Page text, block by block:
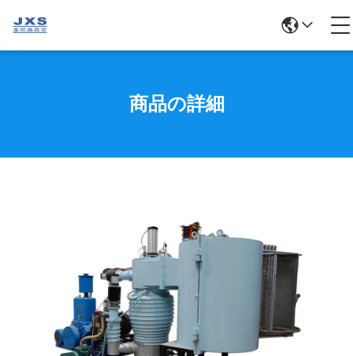
商品の詳細